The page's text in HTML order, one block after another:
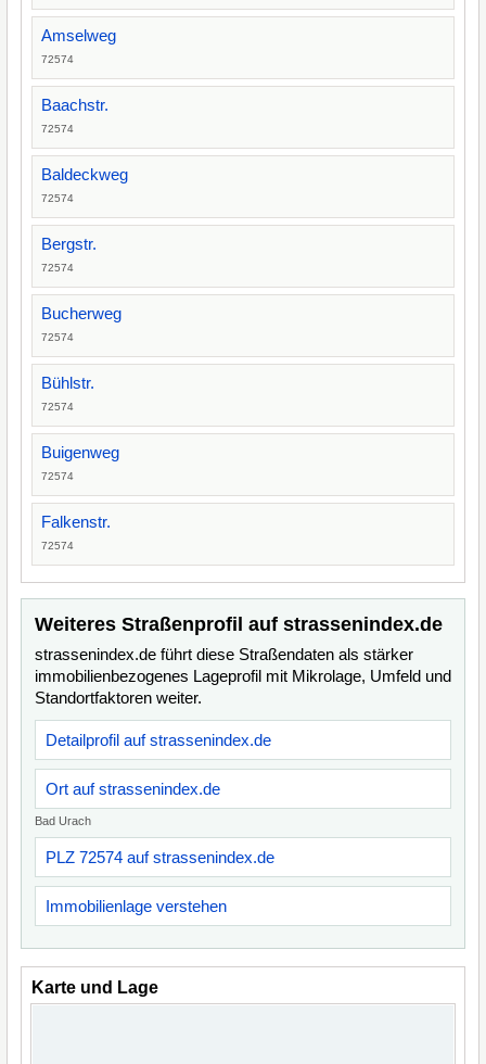
Amselweg
72574
Baachstr.
72574
Baldeckweg
72574
Bergstr.
72574
Bucherweg
72574
Bühlstr.
72574
Buigenweg
72574
Falkenstr.
72574
Weiteres Straßenprofil auf strassenindex.de
strassenindex.de führt diese Straßendaten als stärker
immobilienbezogenes Lageprofil mit Mikrolage, Umfeld und
Standortfaktoren weiter.
Detailprofil auf strassenindex.de
Ort auf strassenindex.de
Bad Urach
PLZ 72574 auf strassenindex.de
Immobilienlage verstehen
Karte und Lage